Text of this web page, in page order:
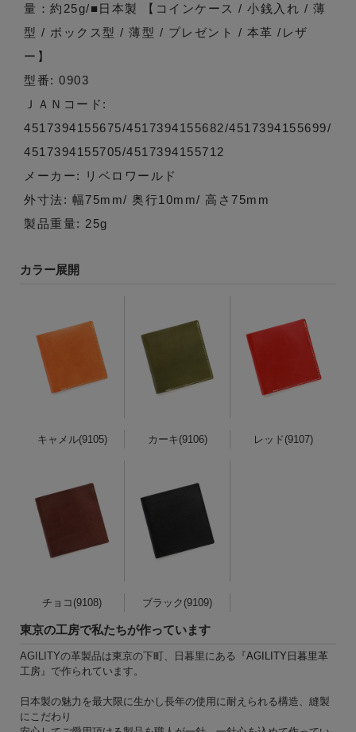
量：約25g/■日本製 【コインケース / 小銭入れ / 薄
型 / ボックス型 / 薄型 / プレゼント / 本革 /レザ
ー】
型番: 0903
ＪＡＮコード:
4517394155675/4517394155682/4517394155699/
4517394155705/4517394155712
メーカー: リベロワールド
外寸法: 幅75mm/ 奥行10mm/ 高さ75mm
製品重量: 25g
カラー展開
キャメル(9105) カーキ(9106) レッド(9107)
チョコ(9108) ブラック(9109)
東京の工房で私たちが作っています
AGILITYの革製品は東京の下町、日暮里にある『AGILITY日暮里革
工房 』で作られています。
日本製の魅力を最大限に生かし長年の使用に耐えられる構造、縫製
にこだわり